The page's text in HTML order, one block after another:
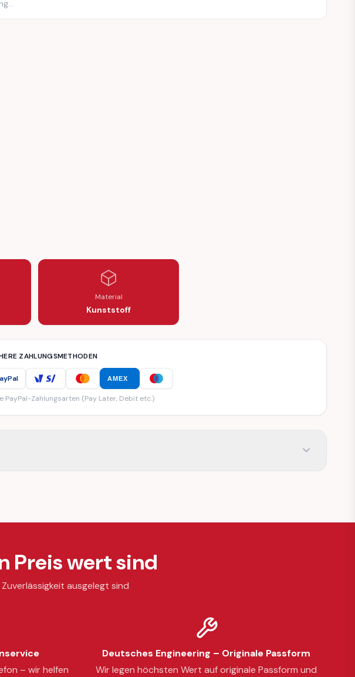
ARMS SET
TOP MOUNTING ARMS SET
…
Material
Kunststoff
ZAHLUNGSMETHODEN
AMEX
PayPal-Zahlungsarten (Pay Later, Debit etc.)
Preis wert sind
ausgelegt sind
– wir helfen
Deutsches Engineering – Originale Passform
Wir legen höchsten Wert auf originale Passform und